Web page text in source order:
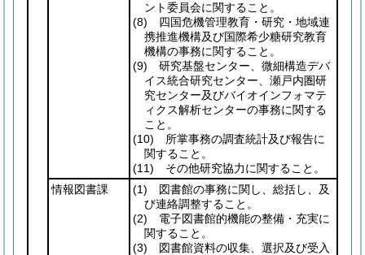
ント委員会に関すること。
(8) 四国危機管理教育・研究・地域連
携推進機構及び国際希少糖研究教育
機構の事務に関すること。
(9) 研究基盤センター、微細構造デバ
イス統合研究センター、瀬戸内圏研
究センター及びバイオインフォマテ
ィクス解析センターの事務に関する
こと。
(10) 所掌事務の調査統計及び報告に
関すること。
(11) その他研究協力に関すること。
情報図書課
(1) 図書館の事務に関し、総括し、及
び連絡調整すること。
(2) 電子図書館的機能の整備・充実に
関すること。
(3) 図書館資料の収集、選択及び受入